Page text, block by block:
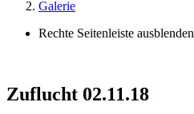
Galerie
Rechte Seitenleiste ausblenden
Zuflucht 02.11.18